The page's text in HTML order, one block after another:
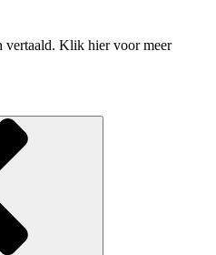
vertaald. Klik hier voor meer